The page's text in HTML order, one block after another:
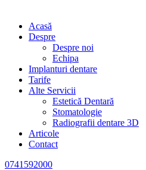
Acasă
Despre
Despre noi
Echipa
Implanturi dentare
Tarife
Alte Servicii
Estetică Dentară
Stomatologie
Radiografii dentare 3D
Articole
Contact
0741592000